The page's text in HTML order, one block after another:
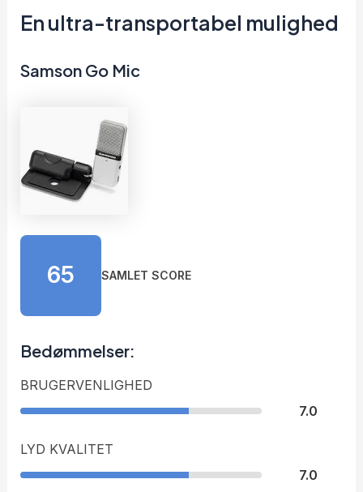
En ultra-transportabel mulighed
Samson Go Mic
65 SAMLET SCORE
Bedømmelser:
BRUGERVENLIGHED
7.0
LYD KVALITET
7.0